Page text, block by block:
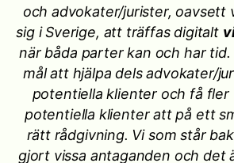
och advokater/jurister, oavsett
sig i Sverige, att träffas digitalt
när båda parter kan och har tid.
mål att hjälpa dels advokater/
potentiella klienter och få fler
potentiella klienter att på ett
rätt rådgivning. Vi som står
gjort vissa antaganden och det